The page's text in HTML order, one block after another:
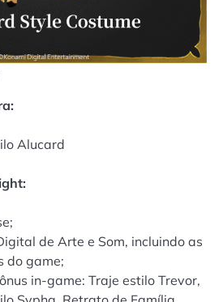
Alucard
de Arte e Som, incluindo as
do game;
in-game: Traje estilo Trevor,